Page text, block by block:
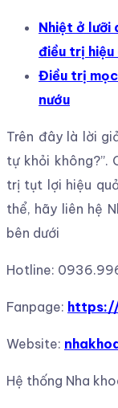
Nhiệt ở lưỡi
điều trị hiệu
Điều trị
nướu
Trên đây là lời
tự khỏi không?”.
trị tụt lợi hiệu
thể, hãy liên hệ
bên dưới
Hotline:
Fanpage:
Website:
Hệ thống Nha